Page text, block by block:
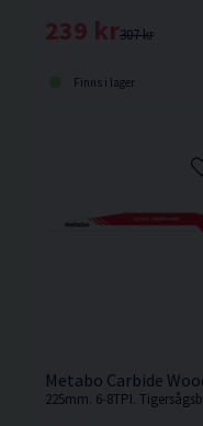
307 kr
239 kr
Finns i lager
Metabo Carbide